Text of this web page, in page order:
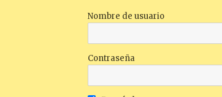
Nombre de usuario
Contraseña